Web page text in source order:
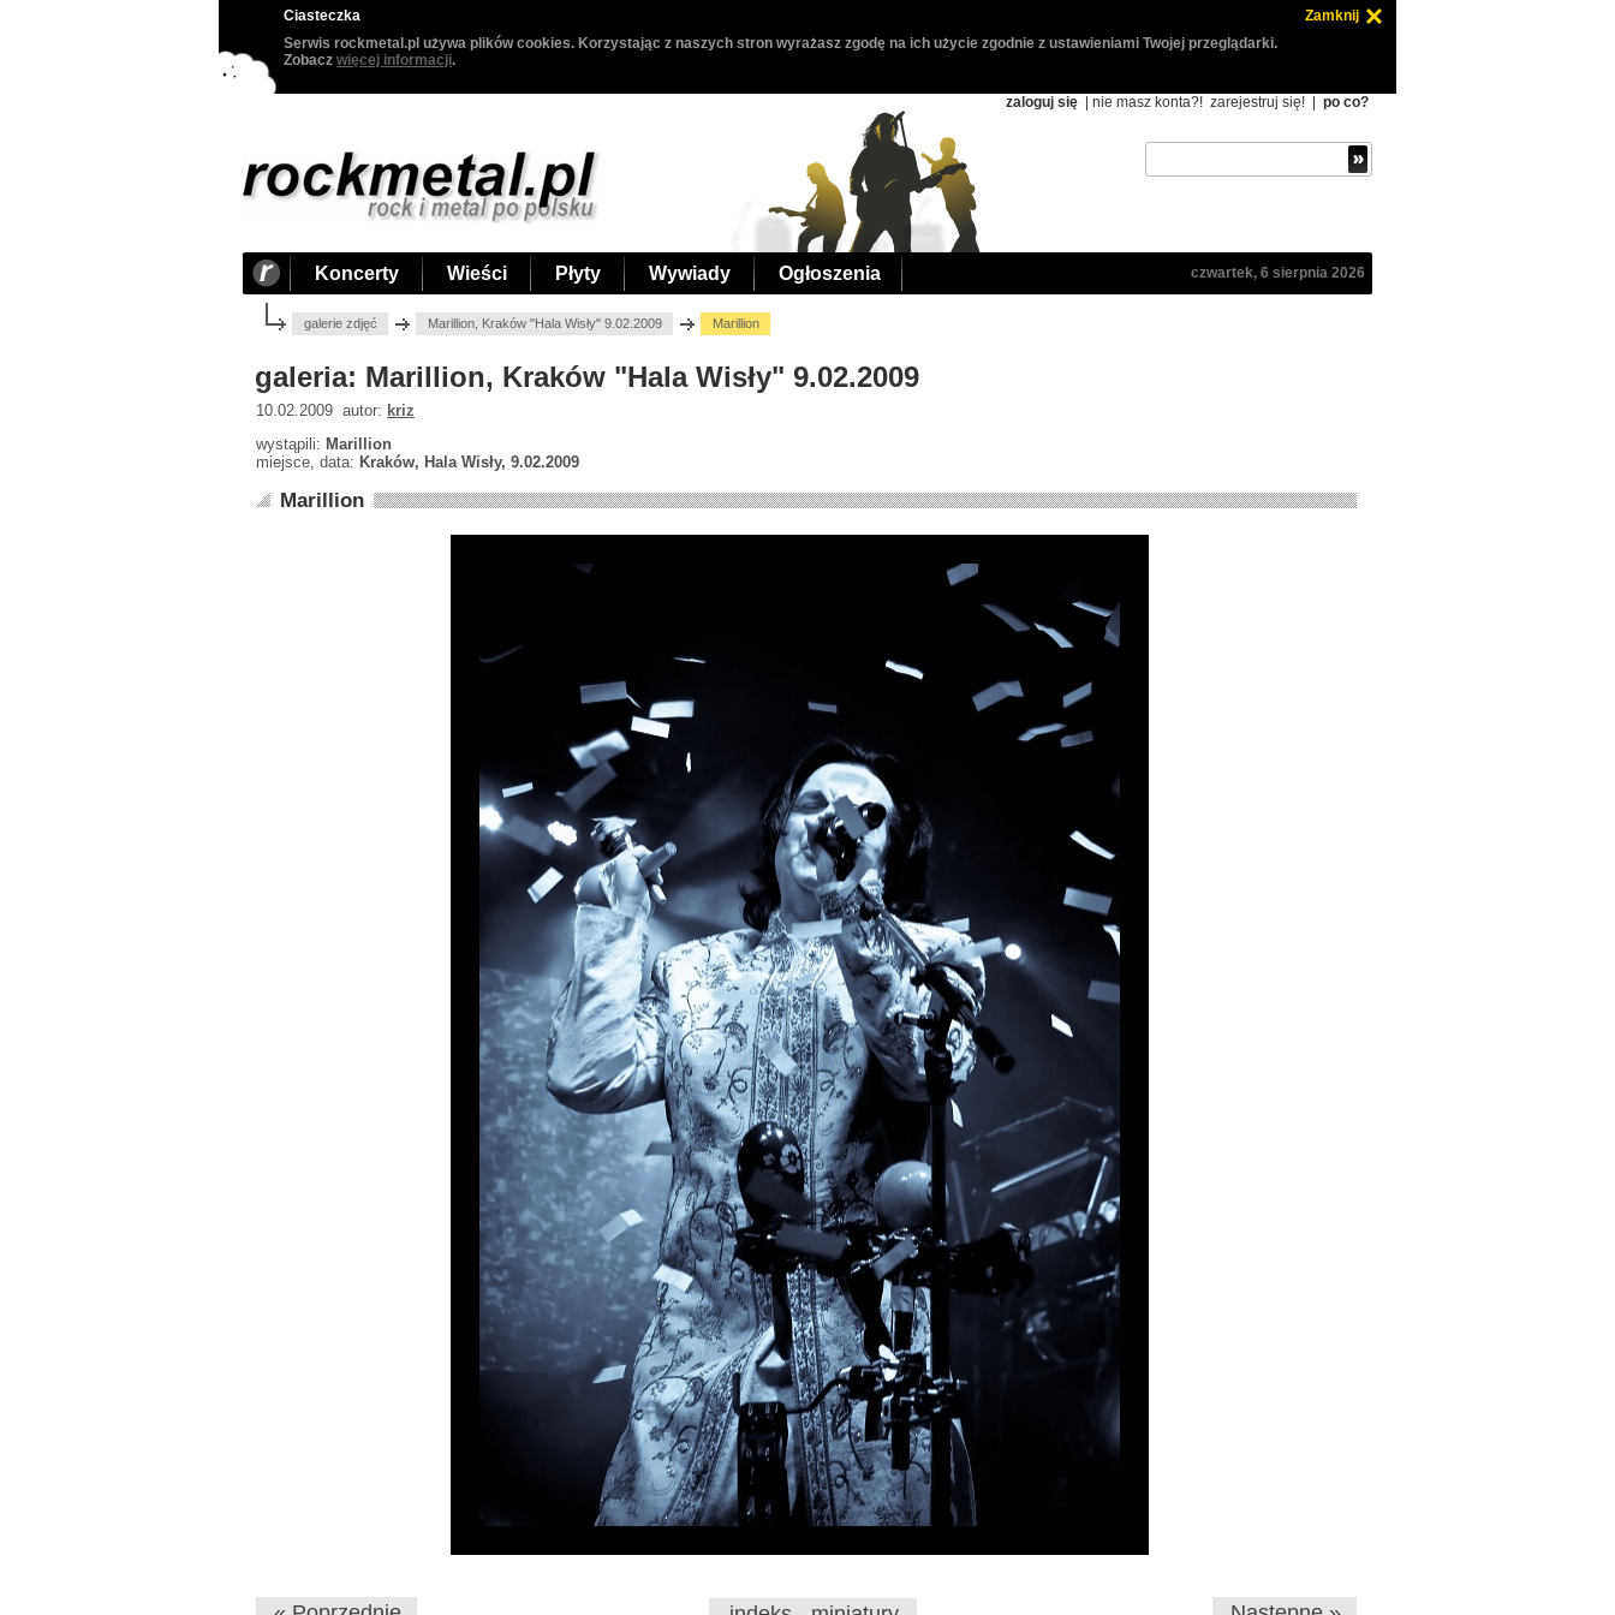
Ciasteczka
Zamknij
Serwis rockmetal.pl używa plików cookies. Korzystając z naszych stron wyrażasz zgodę na ich użycie zgodnie z ustawieniami Twojej przeglądarki.
Zobacz więcej informacji.
zaloguj się | nie masz konta?! zarejestruj się! po co?
Koncerty Wieści Płyty Wywiady Ogłoszenia czwartek, 6 sierpnia 2026
galerie zdjęć Marillion, Kraków "Hala Wisły" 9.02.2009 Marillion
galeria: Marillion, Kraków "Hala Wisły" 9.02.2009
10.02.2009 autor: kriz
wystąpili: Marillion
miejsce, data: Kraków, Hala Wisły, 9.02.2009
Marillion